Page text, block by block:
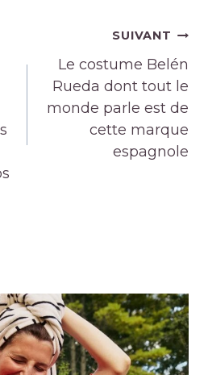
SUIVANT
Le costume Belén
Rueda dont tout le
monde parle est de
cette marque
espagnole